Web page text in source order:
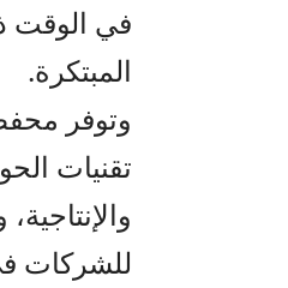
في الوقت
المبتكرة.
تقنيات
للشركات